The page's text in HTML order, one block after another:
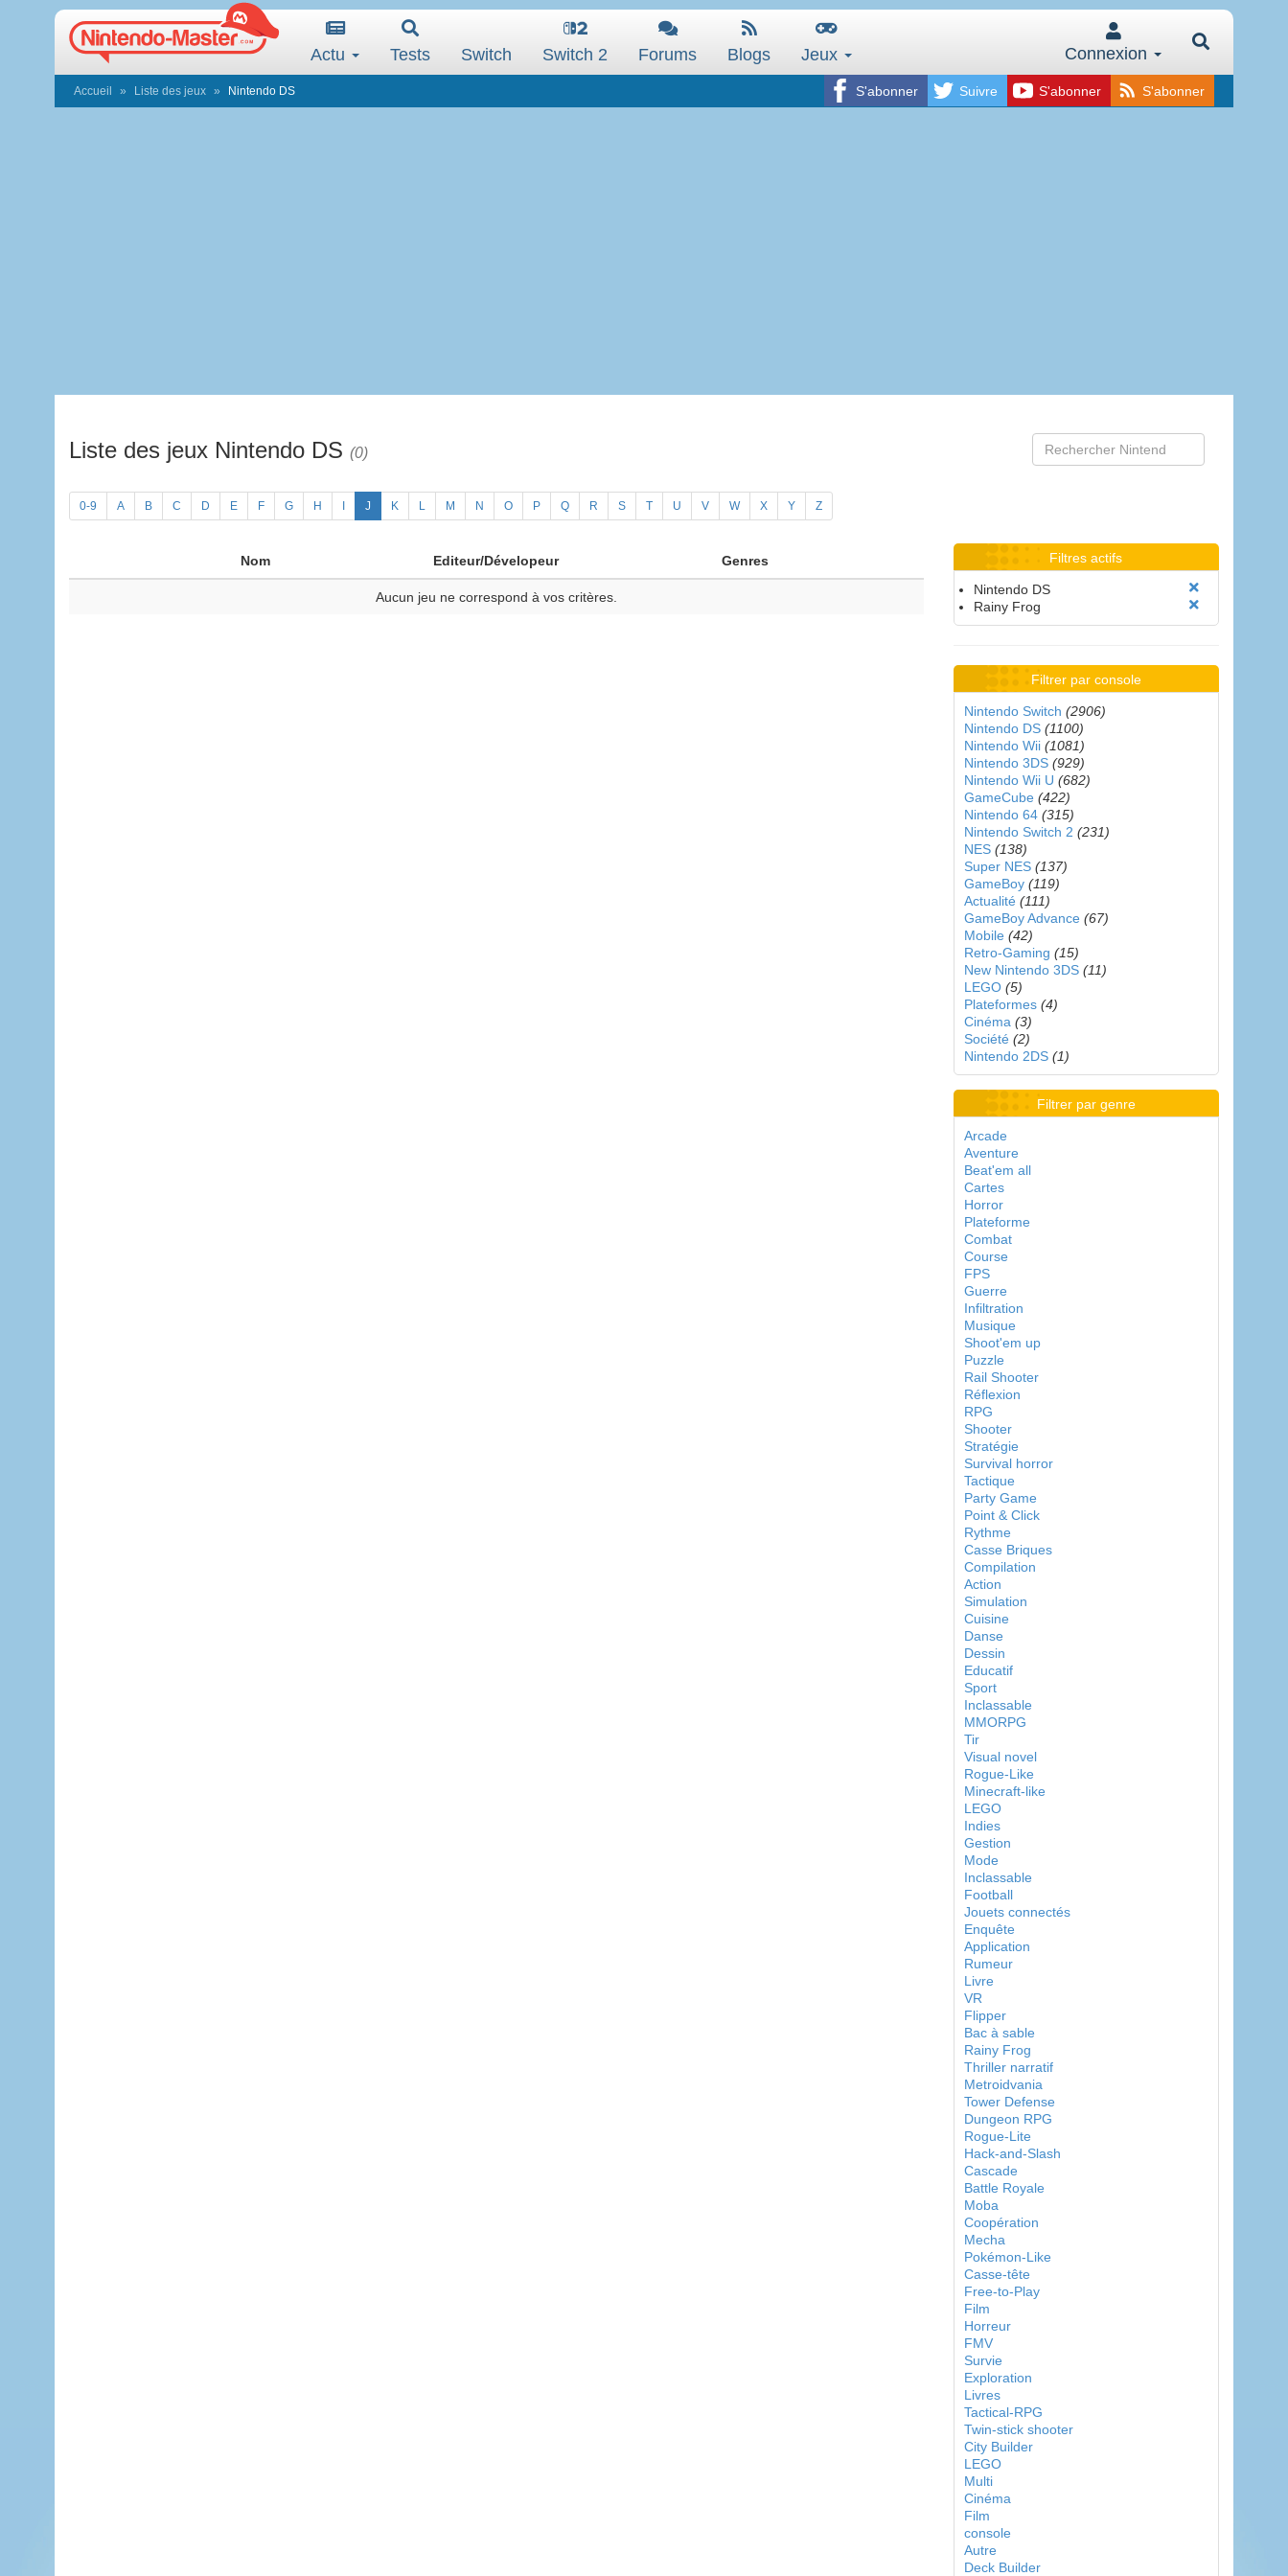
Actu Tests Switch Switch 2 Forums Blogs Jeux Connexion
S'abonner Suivre S'abonner S'abonner
Accueil Liste des jeux Nintendo DS
Liste des jeux Nintendo DS (0)
0-9 A B C D E F G H J K L M N O P Q R S T U V W X Y Z
Nom Editeur/Dévelopeur Genres
Aucun jeu ne correspond à vos critères.
Filtres actifs
Nintendo DS
Rainy Frog
Filtrer par console
Nintendo Switch (2906)
Nintendo DS (1100)
Nintendo Wii (1081)
Nintendo 3DS (929)
Nintendo Wii U (682)
GameCube (422)
Nintendo 64 (315)
Nintendo Switch 2 (231)
NES (138)
Super NES (137)
GameBoy (119)
Actualité (111)
GameBoy Advance (67)
Mobile (42)
Retro-Gaming (15)
New Nintendo 3DS (11)
LEGO (5)
Plateformes (4)
Cinéma (3)
Société (2)
Nintendo 2DS (1)
Filtrer par genre
Arcade
Aventure
Beat'em all
Cartes
Horror
Plateforme
Combat
Course
FPS
Guerre
Infiltration
Musique
Shoot'em up
Puzzle
Rail Shooter
Réflexion
RPG
Shooter
Stratégie
Survival horror
Tactique
Party Game
Point & Click
Rythme
Casse Briques
Compilation
Action
Simulation
Cuisine
Danse
Dessin
Educatif
Sport
Inclassable
MMORPG
Tir
Visual novel
Rogue-Like
Minecraft-like
LEGO
Indies
Gestion
Mode
Inclassable
Football
Jouets connectés
Enquête
Application
Rumeur
Livre
VR
Flipper
Bac à sable
Rainy Frog
Thriller narratif
Metroidvania
Tower Defense
Dungeon RPG
Rogue-Lite
Hack-and-Slash
Cascade
Battle Royale
Moba
Coopération
Mecha
Pokémon-Like
Casse-tête
Free-to-Play
Film
Horreur
FMV
Survie
Exploration
Livres
Tactical-RPG
Twin-stick shooter
City Builder
LEGO
Multi
Cinéma
Film
console
Autre
Deck Builder